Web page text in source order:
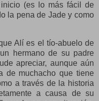
(es lo más fácil de
la pena de Jade y como
Alí es el tío-abuelo de
hermano de su padre
apreciar, aunque aún
de muchacho que tiene
a través de la historia
a causa de su